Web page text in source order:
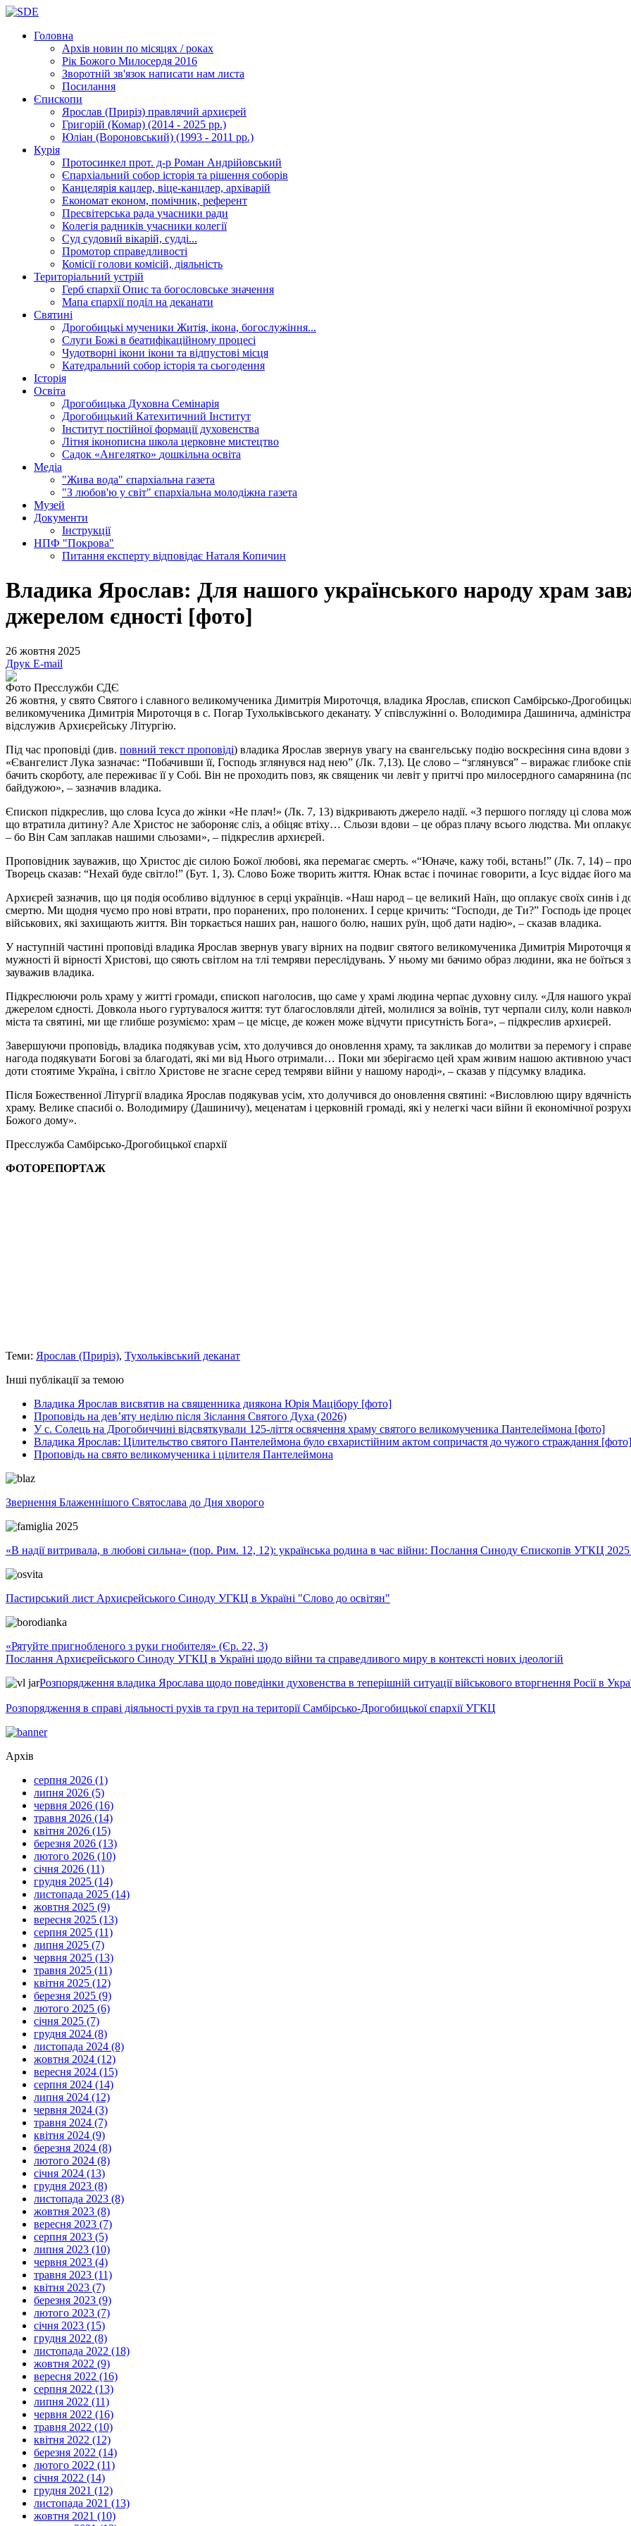
Головна
Архів новин по місяцях / роках
Рік Божого Милосердя 2016
Зворотній зв'язок написати нам листа
Посилання
Єпископи
Ярослав (Приріз) правлячий архиєрей
Григорій (Комар) (2014 - 2025 рр.)
Юліан (Вороновський) (1993 - 2011 рр.)
Курія
Протосинкел прот. д-р Роман Андрійовський
Єпархіальний собор історія та рішення соборів
Канцелярія кацлер, віце-канцлер, архіварій
Економат економ, помічник, референт
Пресвітерська рада учасники ради
Колегія радників учасники колегії
Суд судовий вікарій, судді...
Промотор справедливості
Комісіїголови комісій, діяльність
Територіальний устрій
Герб єпархіїОпис та богословське значення
Мапа єпархіїподіл на деканати
Святині
Дрогобицькі мученики Житія, ікона, богослужіння...
Слуги Божі в беатифікаційному процесі
Чудотворні ікони ікони та відпустові місця
Катедральний собор історія та сьогодення
Історія
Освіта
Дрогобицька Духовна Семінарія
Дрогобицький Катехитичний Інститут
Інститут постійної формації духовенства
Літня іконописна школа церковне мистецтво
Садок «Ангелятко» дошкільна освіта
Медіа
"Жива вода" єпархіальна газета
"З любов'ю у світ" єпархіальна молодіжна газета
Музей
Документи
Інструкції
НПФ "Покрова"
Питання експерту відповідає Наталя Копичин
Владика Ярослав: Для нашого українського народу храм
джерелом єдності [фото]
26 жовтня 2025
Друк E-mail
Фото Пресслужби СДЄ
26 жовтня, у свято Святого і славного великомученика Димитрія Мироточця, владика Ярослав, єпископ Самбірсько-
великомученика Димитрія Мироточця в с. Погар Тухольківського деканату. У співслужінні о. Володимира Дашинича,
відслужив Архиєрейську Літургію.
Під час проповіді (див. повний текст проповіді) владика Ярослав звернув увагу на євангельську подію воскресіння сина
«Євангелист Лука зазначає: “Побачивши її, Господь зглянувся над нею” (Лк. 7,13). Це слово – “зглянувся” – виражає глибоке
бачить скорботу, але переживає її у Собі. Він не проходить повз, як священик чи левіт у притчі про милосердного
байдужою», – зазначив владика.
Єпископ підкреслив, що слова Ісуса до жінки «Не плач!» (Лк. 7, 13) відкривають джерело надії. «З першого погляду ці слова
що втратила дитину? Але Христос не забороняє сліз, а обіцяє втіху… Сльози вдови – це образ плачу всього людства. Ми
– бо Він Сам заплакав нашими сльозами», – підкреслив архиєрей.
Проповідник зауважив, що Христос діє силою Божої любові, яка перемагає смерть. «“Юначе, кажу тобі, встань!” (Лк. 7, 14) –
Творець сказав: “Нехай буде світло!” (Бут. 1, 3). Слово Боже творить життя. Юнак встає і починає говорити, а Ісус віддає його
Архиєрей зазначив, що ця подія особливо відлунює в серці українців. «Наш народ – це великий Наїн, що оплакує своїх синів і
смертю. Ми щодня чуємо про нові втрати, про поранених, про полонених. І серце кричить: “Господи, де Ти?” Господь іде
військових, які захищають життя. Він торкається наших ран, нашого болю, наших руїн, щоб дати надію», – сказав владика.
У наступній частині проповіді владика Ярослав звернув увагу вірних на подвиг святого великомученика Димитрія Мироточця
мужності й вірності Христові, що сяють світлом на тлі темряви переслідувань. У ньому ми бачимо образ людини, яка не
зауважив владика.
Підкреслюючи роль храму у житті громади, єпископ наголосив, що саме у храмі людина черпає духовну силу. «Для нашого
джерелом єдності. Довкола нього гуртувалося життя: тут благословляли дітей, молилися за воїнів, тут черпали силу, коли
міста та святині, ми ще глибше розуміємо: храм – це місце, де кожен може відчути присутність Бога», – підкреслив архиєрей.
Завершуючи проповідь, владика подякував усім, хто долучився до оновлення храму, та закликав до молитви за перемогу і
нагода подякувати Богові за благодаті, які ми від Нього отримали… Поки ми зберігаємо цей храм живим нашою активною
доти стоятиме Україна, і світло Христове не згасне серед темряви війни у нашому народі», – сказав у підсумку владика.
Після Божественної Літургії владика Ярослав подякував усім, хто долучився до оновлення святині: «Висловлюю щиру
храму. Велике спасибі о. Володимиру (Дашиничу), меценатам і церковній громаді, які у нелегкі часи війни й економічної
Божого дому».
Пресслужба Самбірсько-Дрогобицької єпархії
ФОТОРЕПОРТАЖ
Теми: Ярослав (Приріз), Тухольківський деканат
Інші публікації за темою
Владика Ярослав висвятив на священника диякона Юрія Мацібору [фото]
Проповідь на дев’яту неділю після Зіслання Святого Духа (2026)
У с. Солець на Дрогобиччині відсвяткували 125-ліття освячення храму святого великомученика Пантелеймона [фото]
Владика Ярослав: Цілительство святого Пантелеймона було євхаристійним актом сопричастя до чужого страждання [фото]
Проповідь на свято великомученика і цілителя Пантелеймона
Звернення Блаженнішого Святослава до Дня хворого
«В надії витривала, в любові сильна» (пор. Рим. 12, 12): українська родина в час війни: Послання Синоду Єпископів УГКЦ
Пастирський лист Архиєрейського Синоду УГКЦ в Україні "Слово до освітян"
«Рятуйте пригнобленого з руки гнобителя» (Єр. 22, 3)
Послання Архиєрейського Синоду УГКЦ в Україні щодо війни та справедливого миру в контексті нових ідеологій
Розпорядження владика Ярослава щодо поведінки духовенства в теперішній ситуації військового вторгнення Росії в
Розпорядження в справі діяльності рухів та груп на території Самбірсько-Дрогобицької єпархії УГКЦ
Архів
серпня 2026 (1)
липня 2026 (5)
червня 2026 (16)
травня 2026 (14)
квітня 2026 (15)
березня 2026 (13)
лютого 2026 (10)
січня 2026 (11)
грудня 2025 (14)
листопада 2025 (14)
жовтня 2025 (9)
вересня 2025 (13)
серпня 2025 (11)
липня 2025 (7)
червня 2025 (13)
травня 2025 (11)
квітня 2025 (12)
березня 2025 (9)
лютого 2025 (6)
січня 2025 (7)
грудня 2024 (8)
листопада 2024 (8)
жовтня 2024 (12)
вересня 2024 (15)
серпня 2024 (14)
липня 2024 (12)
червня 2024 (3)
травня 2024 (7)
квітня 2024 (9)
березня 2024 (8)
лютого 2024 (8)
січня 2024 (13)
грудня 2023 (8)
листопада 2023 (8)
жовтня 2023 (8)
вересня 2023 (7)
серпня 2023 (5)
липня 2023 (10)
червня 2023 (4)
травня 2023 (11)
квітня 2023 (7)
березня 2023 (9)
лютого 2023 (7)
січня 2023 (15)
грудня 2022 (8)
листопада 2022 (18)
жовтня 2022 (9)
вересня 2022 (16)
серпня 2022 (13)
липня 2022 (11)
червня 2022 (16)
травня 2022 (10)
квітня 2022 (12)
березня 2022 (14)
лютого 2022 (11)
січня 2022 (14)
грудня 2021 (12)
листопада 2021 (13)
жовтня 2021 (10)